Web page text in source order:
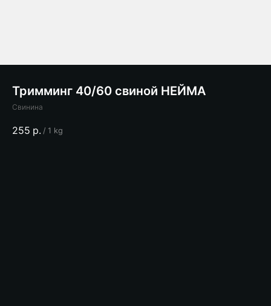
Тримминг 40/60 свиной НЕЙМА
Свинина
255 р. / 1 kg